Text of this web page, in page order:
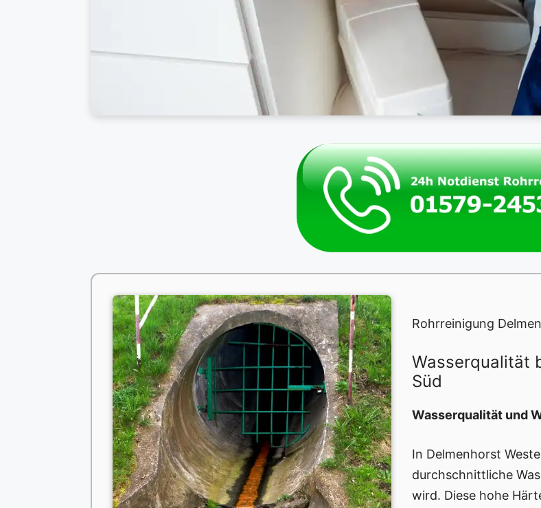
Rohrreinigung
Wasserqualität
Süd
Wasserqualität und
In Delmenhorst
durchschnittliche
wird. Diese hohe